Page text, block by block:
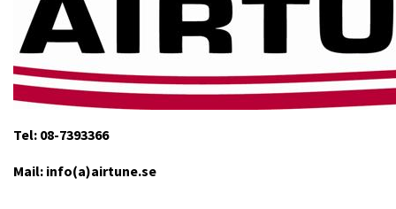
Tel: 08-7393366
Mail: info(a)airtune.se